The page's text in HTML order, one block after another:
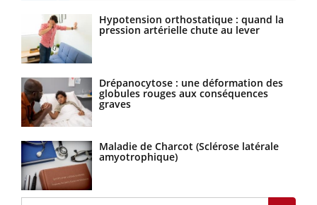
Hypotension orthostatique : quand la
pression artérielle chute au lever
Drépanocytose : une déformation des
globules rouges aux conséquences
graves
Maladie de Charcot (Sclérose latérale
amyotrophique)